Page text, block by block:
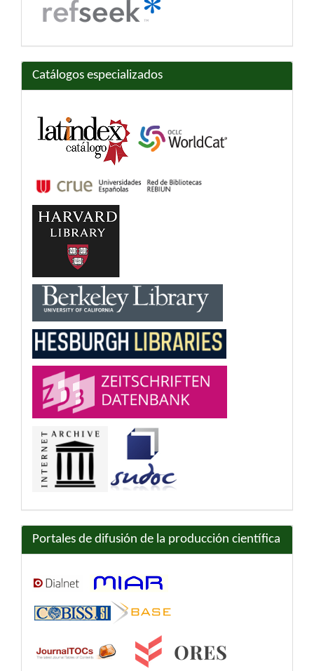
Catálogos especializados
Portales de difusión de la producción científica